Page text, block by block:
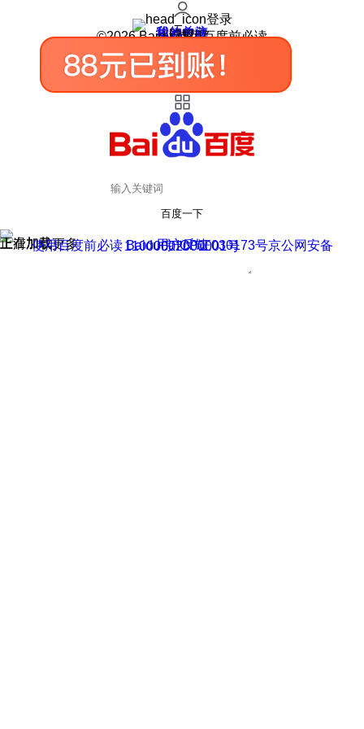
登录
我的关注
我的收藏
皮肤中心
用户反馈
设置
©2026 Baidu 使用百度前必读
百度一下
正在加载
上滑加载更多 用户反馈
使用百度前必读 Baidu 京ICP证030173号
京公网安备11000002000001号